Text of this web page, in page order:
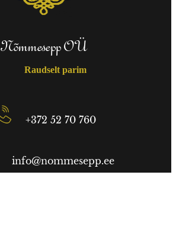
Nõmmesepp OÜ
Raudselt parim
+372 52 70 760
info@nommesepp.ee